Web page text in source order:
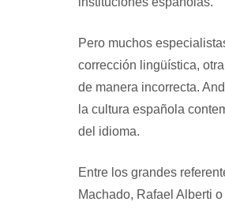
Pero muchos
corrección lingüística,
de manera incorrecta.
la cultura española
del idioma.
Entre los grandes
Machado, Rafael Alberti